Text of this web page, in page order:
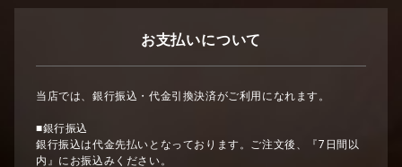
お支払いについて
当店では、銀行振込・代金引換決済がご利用になれます。
■銀行振込
銀行振込は代金先払いとなっております。ご注文後、『7日間以
内』にお振込みください。